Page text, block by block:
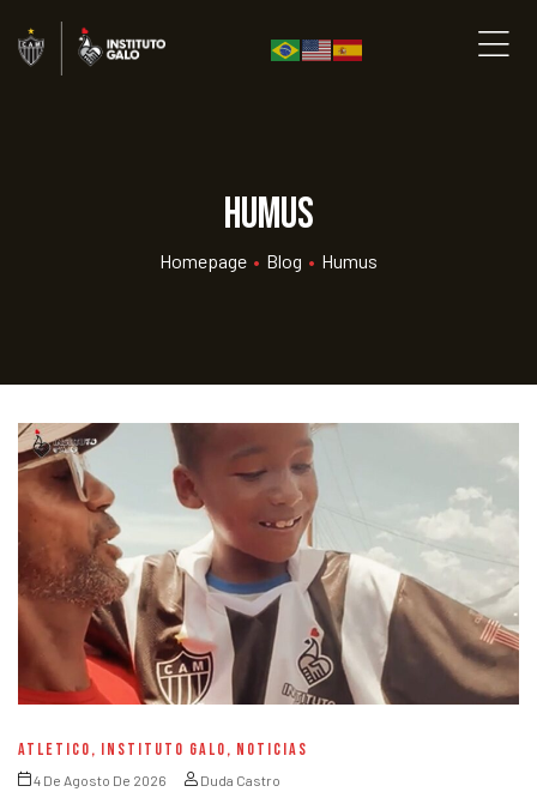
Humus
Homepage • Blog • Humus
ATLETICO, INSTITUTO GALO, NOTICIAS
4 De Agosto De 2026 Duda Castro